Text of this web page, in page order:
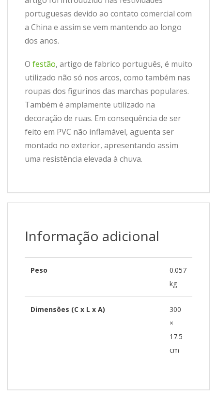
portuguesas devido ao contato comercial com
a China e assim se vem mantendo ao longo
dos anos.
O festão, artigo de fabrico português, é muito
utilizado não só nos arcos, como também nas
roupas dos figurinos das marchas populares.
Também é amplamente utilizado na
decoração de ruas. Em consequência de ser
feito em PVC não inflamável, aguenta ser
montado no exterior, apresentando assim
uma resistência elevada à chuva.
Informação adicional
Peso
0.057
kg
Dimensões (C x L x A)
300
×
17.5
cm